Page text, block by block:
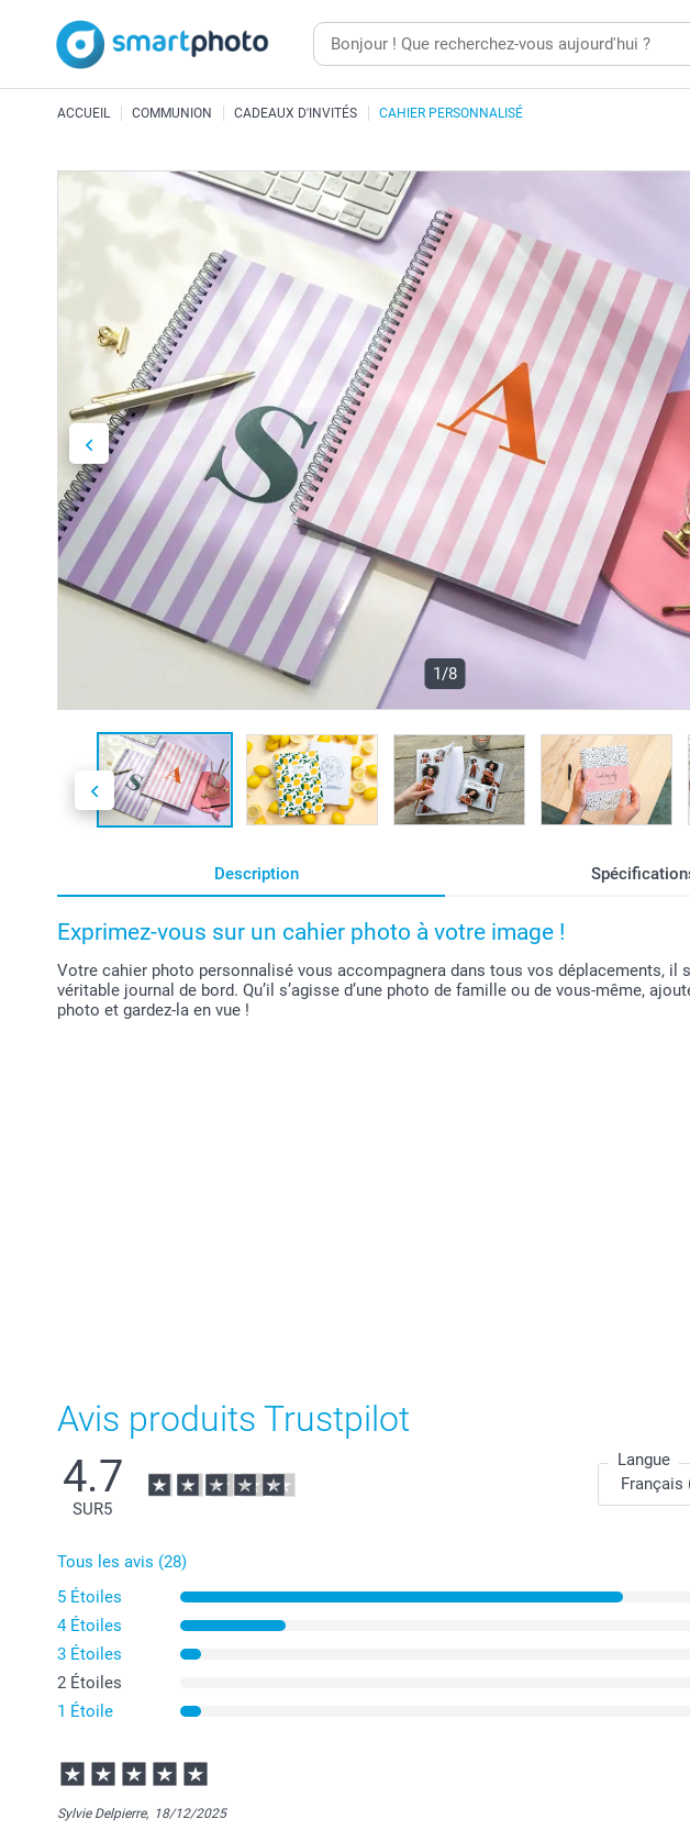
ACCUEIL COMMUNION CADEAUX D'INVITÉS CAHIER PERSONNALISÉ
1/8
Description
Exprimez-vous sur un cahier photo à votre image !
Votre cahier photo personnalisé vous accompagnera dans tous vos déplacements, il
véritable journal de bord. Qu’il s’agisse d’une photo de famille ou de vous-même,
photo et gardez-la en vue !
Avis produits Trustpilot
4.7
SUR5
Langue
Tous les avis (28)
5 Étoiles
4 Étoiles
3 Étoiles
2 Étoiles
1 Étoile
Sylvie Delpierre, 18/12/2025